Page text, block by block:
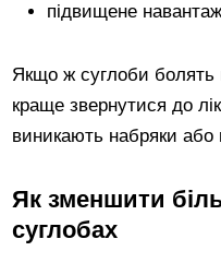
підвищене
Якщо ж суглоби болять
краще звернутися до
виникають набряки або
Як зменшити
суглобах